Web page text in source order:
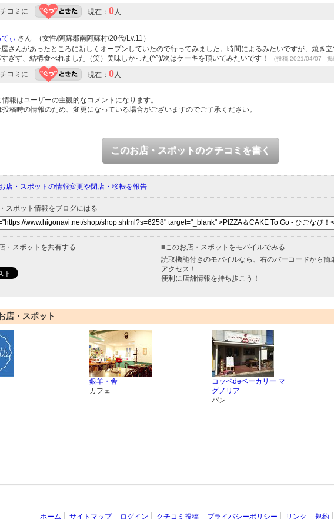
コミに 現在： 0 人
てぃ さん （女性/阿蘇郡南阿蘇村/20代/Lv.11）
さんがあったところに新しくオープンしていたので行ってみました。時間によるみたいですが、焼き立
ぎず、結構食べれました（笑）美味しかった(^^)/次はケーキを頂いてみたいです！
（投稿:2021/04/07 掲
コミに 現在： 0 人
報はユーザーの主観的なコメントになります。
投稿時の情報のため、変更になっている場合がございますのでご了承ください。
このお店・スポットのクチコミを書く
店・スポットの情報変更や閉店・移転を報告
スポット情報をブログにはる
・スポットを共有する ■ このお店・スポットをモバイルでみる
読取機能付きのモバイルなら、右のバーコードから簡
アクセス！
便利に店舗情報を持ち歩こう！
店・スポット
銀羊・舎
カフェ
コッペdeベーカリー マ
グノリア
パン
ホーム サイトマップ ログイン クチコミ投稿 プライバシーポリシー リンク 規約